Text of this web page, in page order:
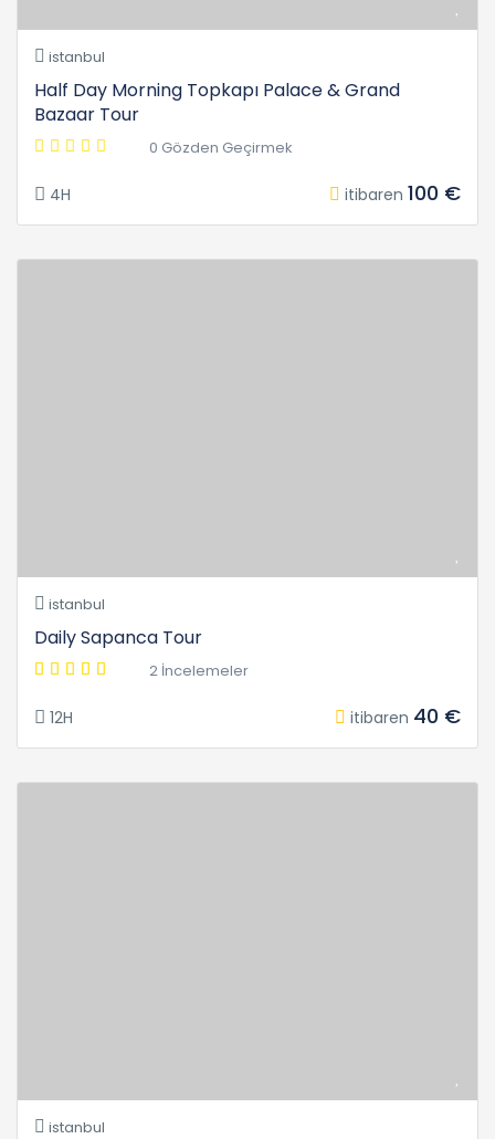
istanbul
Half Day Morning Topkapı Palace & Grand
Bazaar Tour
0 Gözden Geçirmek
4H itibaren 100 €
istanbul
Daily Sapanca Tour
2 İncelemeler
12H itibaren 40 €
istanbul